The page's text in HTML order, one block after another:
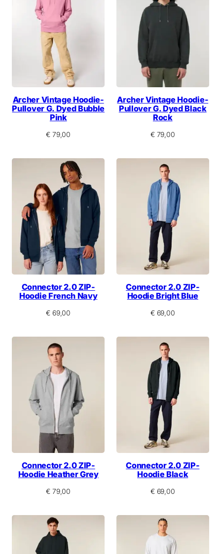
Archer Vintage Hoodie-
Pullover G. Dyed Bubble
Pink
€ 79,00
Archer Vintage Hoodie-
Pullover G. Dyed Black
Rock
€79,00
Connector 2.0 ZIP-
Hoodie French Navy
€ 69,00
Connector 2.0 ZIP-
Hoodie Bright Blue
€69,00
Connector 2.0 ZIP-
Hoodie Heather Grey
€ 79,00
Connector 2.0 ZIP-
Hoodie Black
€69,00